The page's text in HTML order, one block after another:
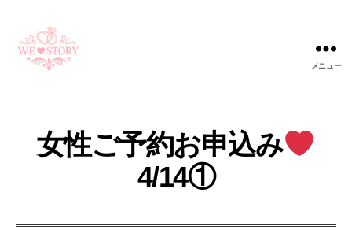
メニュー
女性ご予約お申込み
4/14①